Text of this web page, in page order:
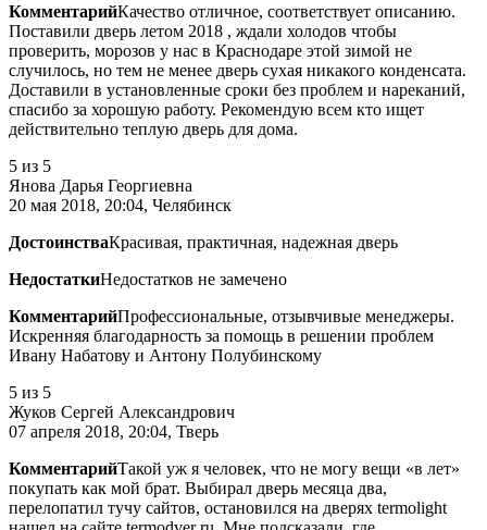
КомментарийКачество отличное, соответствует описанию.
Поставили дверь летом 2018 , ждали холодов чтобы
проверить, морозов у нас в Краснодаре этой зимой не
случилось, но тем не менее дверь сухая никакого конденсата.
Доставили в установленные сроки без проблем и нареканий,
спасибо за хорошую работу. Рекомендую всем кто ищет
действительно теплую дверь для дома.
5 из 5
Янова Дарья Георгиевна
20 мая 2018, 20:04, Челябинск
ДостоинстваКрасивая, практичная, надежная дверь
НедостаткиНедостатков не замечено
КомментарийПрофессиональные, отзывчивые менеджеры.
Искренняя благодарность за помощь в решении проблем
Ивану Набатову и Антону Полубинскому
5 из 5
Жуков Сергей Александрович
07 апреля 2018, 20:04, Тверь
КомментарийТакой уж я человек, что не могу вещи «в лет»
покупать как мой брат. Выбирал дверь месяца два,
перелопатил тучу сайтов, остановился на дверях termolight